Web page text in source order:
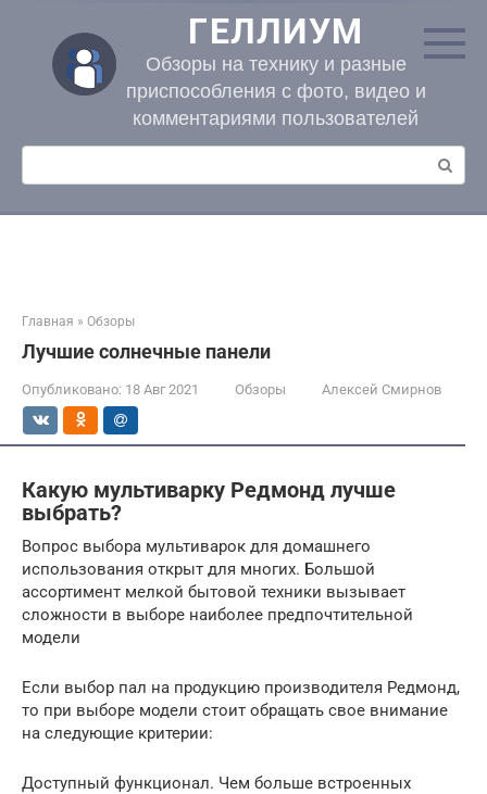
контенту
ГЕЛЛИУМ
Обзоры на технику и разные
приспособления с фото, видео и
комментариями пользователей
Поиск:
Главная » Обзоры
Лучшие солнечные панели
Опубликовано: 18 Авг 2021 Обзоры Алексей Смирнов
Какую мультиварку Редмонд лучше
выбрать?
Вопрос выбора мультиварок для домашнего
использования открыт для многих. Большой
ассортимент мелкой бытовой техники вызывает
сложности в выборе наиболее предпочтительной
модели
Если выбор пал на продукцию производителя Редмонд,
то при выборе модели стоит обращать свое внимание
на следующие критерии:
Доступный функционал. Чем больше встроенных